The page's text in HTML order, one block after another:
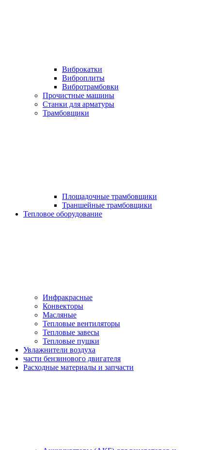
Виброкатки
Виброплиты
Вибротрамбовки
Прочистные машины
Станки для арматуры
Трамбовщики
Площадочные трамбовщики
Траншейные трамбовщики
Тепловое оборудование
Инфракрасные
Конвекторы
Масляные
Тепловые вентиляторы
Тепловые завесы
Тепловые пушки
Увлажнители воздуха
части бензинового двигателя
Расходные материалы и запчасти